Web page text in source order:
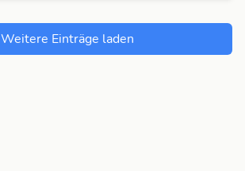
Weitere Einträge laden